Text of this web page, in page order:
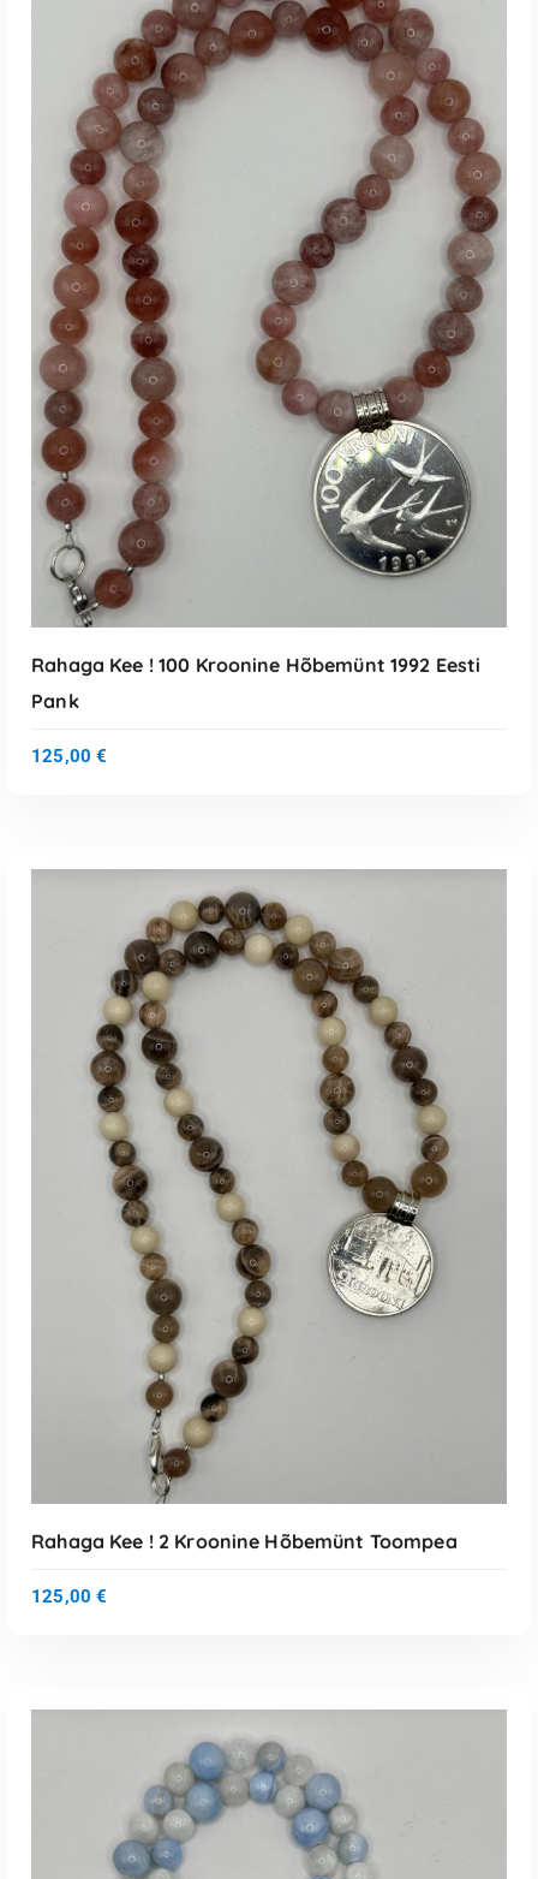
Loe Edasi
Loe Edasi
Rahaga Kee ! 100 Kroonine Hõbemünt 1992 Eesti
Pank
125,00€
Rahaga Kee ! 2 Kroonine Hõbemünt Toompea
125,00€